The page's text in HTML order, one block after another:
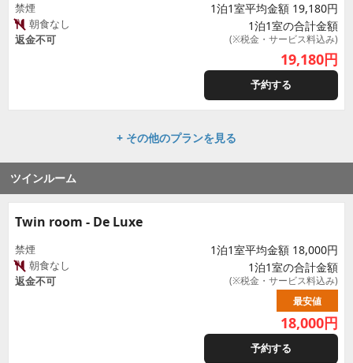
禁煙
朝食なし
返金不可
1泊1室平均金額 19,180円
1泊1室の合計金額
(※税金・サービス料込み)
19,180円
予約する
+ その他のプランを見る
ツインルーム
Twin room - De Luxe
禁煙
朝食なし
返金不可
1泊1室平均金額 18,000円
1泊1室の合計金額
(※税金・サービス料込み)
最安値
18,000円
予約する